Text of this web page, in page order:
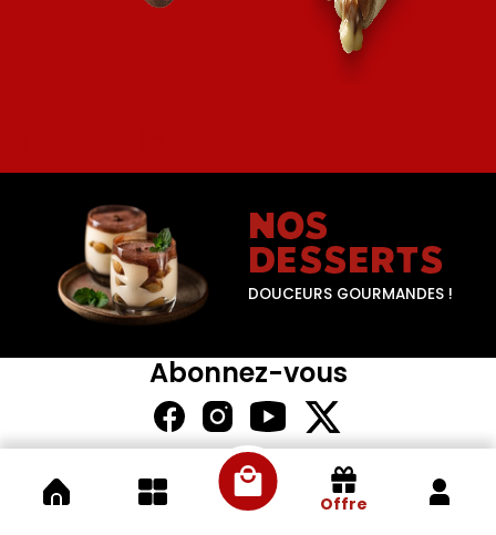
NOS
DESSERTS
DOUCEURS GOURMANDES !
Abonnez-vous
Offre